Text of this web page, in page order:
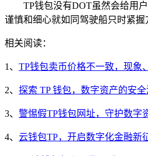
TP钱包没有DOT虽然会给用
谨慎和细心就如同驾驶船只时紧
相关阅读：
1、 TP钱包卖币价格不一致，现象
2、 探索 TP 钱包，数字资产的安
3、 警惕假TP钱包网址，守护数字
4、 云钱包TP，开启数字化金融新